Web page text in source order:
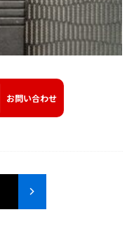
お問い合わせ